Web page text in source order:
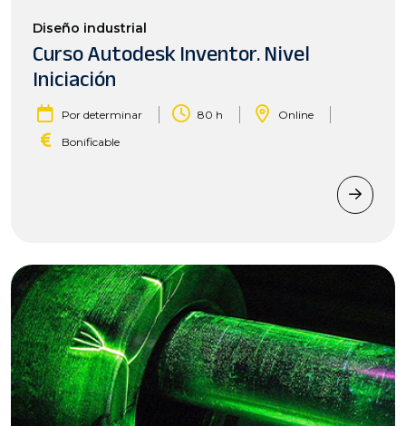
Diseño industrial
Curso Autodesk Inventor. Nivel
Iniciación
Por determinar | 80 h | Online |
Bonificable